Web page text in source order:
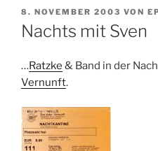
VERÖFFENTLICHT
AM
8. NOVEMBER 2003 VON
Nachts mit Sven
…Ratzke & Band in der
Vernunft.